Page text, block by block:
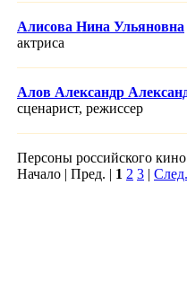
Алисова Нина Ульяновна
актриса
Алов Александр
сценарист, режисcер
Персоны российского
Начало | Пред. | 1 2 3 | След.